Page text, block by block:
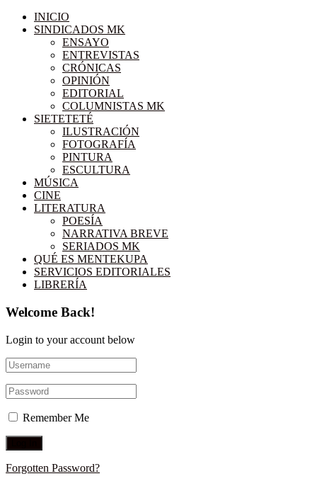
INICIO
SINDICADOS MK
ENSAYO
ENTREVISTAS
CRÓNICAS
OPINIÓN
EDITORIAL
COLUMNISTAS MK
SIETETETÉ
ILUSTRACIÓN
FOTOGRAFÍA
PINTURA
ESCULTURA
MÚSICA
CINE
LITERATURA
POESÍA
NARRATIVA BREVE
SERIADOS MK
QUÉ ES MENTEKUPA
SERVICIOS EDITORIALES
LIBRERÍA
Welcome Back!
Login to your account below
Remember Me
Forgotten Password?